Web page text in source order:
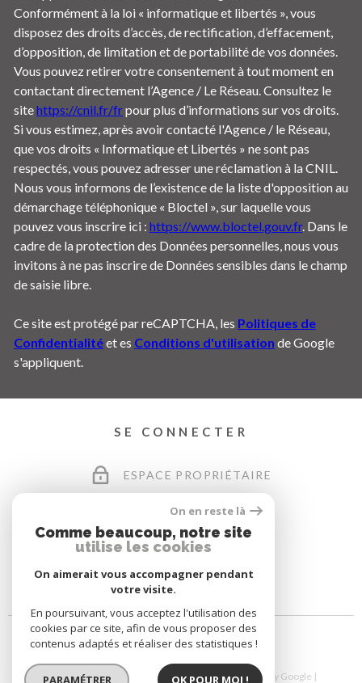
Conformément à la loi « informatique et libertés », vous
disposez des droits d’accès, de rectification, d’effacement,
d’opposition, de limitation et de portabilité de vos données.
Vous pouvez retirer votre consentement à tout moment en
contactant directement l’Agence / Le Réseau. Consultez le
sitehttps://cnil.fr/frpour plus d’informations sur vos droits.
Si vous estimez, après avoir contacté l'Agence / le Réseau,
que vos droits « Informatique et Libertés » ne sont pas
respectés, vous pouvez adresser une réclamation à la CNIL.
Nous vous informons de l’existence de la liste d'opposition au
démarchage téléphonique « Bloctel », sur laquelle vous
pouvez vous inscrire ici : https://www.bloctel.gouv.fr. Dans le
cadre de la protection des Données personnelles, nous vous
invitons à ne pas inscrire de Données sensibles dans le champ
de saisie libre.
Ce site est protégé par reCAPTCHA, les Politiques de
Confidentialitéet es Conditions d'utilisation de Google
s'appliquent.
SE CONNECTER
ESPACE PROPRIÉTAIRE
© 2026 | Tous droits réservés | Traduction powered by Google |
On en reste là
Comme beaucoup, notre site
utilise les cookies
On aimerait vous accompagner pendant
votre visite.
En poursuivant, vous acceptez l'utilisation des
cookies par ce site, afin de vous proposer des
contenus adaptés et réaliser des statistiques !
PARAMÉTRER OK POUR MOI !